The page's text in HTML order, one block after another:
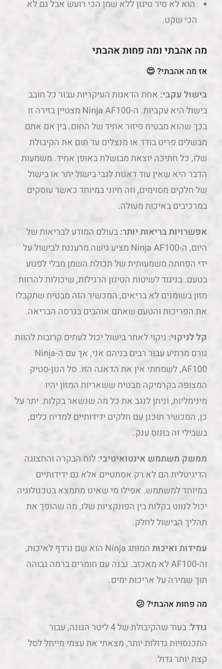
בכך שהוא מבטיח פיזור אחיד של החום. בין אם אתם
שלו, כל חתיכה יוצאת מבושלת באופן אחיד. משמעות
הדבר היא שאין עוד דאגות לגבי בישול יתר או בישול
של חלקים מסוימים, וזה חיוני במיוחד כאשר עוסקים
במרכיבים באיכות מעולה.
אפשרויות בריאות יותר:בעולם המודע לבריאות של
היום, ה-Ninja AF100 מציע גישה מרעננת לבישול על
ידי הפחתה משמעותית של תכולת השמן מבלי לפגוע
מזון בשומנים לא בריאים, המכשיר הזה מבטיח שתקבלו
את הפריכות והטעם שאתם אוהבים בגרסה הבריאה.
קל לניקוי:ניקוי לאחר בישול יכול לעתים קרובות להוות
גורם מרתיע עבור רבים בניהם אני, אך עם ה-Ninja
AF100, לשמחתי אין את הדאגה הזו. סל הנון-סטיק
מינימליות, וניתן לנגב את כל מה שנשאר בקלות. יתר על
כן, המכשיר תוכנן עם חלקים ידידותיים למדיח כלים,
בשבילי זה בונוס ענק.
ממשק משתמש אינטואיטיבי: לוח הבקרה והתצוגה
הדיגיטלית הם לא רק אסתטיים אלא גם ידידותיים
במיוחד למשתמש. אפילו מי שאינו מתמצא בטכנולוגיה
תהליך הבישול לחלק.
עמידות ואיכות
המותג Ninja הוא שם נרדף לאיכות,
וה-AF100 לא מאכזב. נבנה עם חומרים ברמה גבוהה
תוך שמירה על אריכות ימים.
מה פחות אהבתי?😕
גודל
: בעוד שהקיבולת של 4 ליטר הגונה, עבור
התכנסויות גדולות יותר, מצאתי את עצמי מייחל לסל
קצת יותר גדול.
במהלך שימוש ממושך. חשוב להיות זהירים ואולי לא
מתאים למשקי בית עם ילדים קטנים סקרנים.
רמת רעש : למרות שזה לא חזק, הוא פולט זמזום עקבי